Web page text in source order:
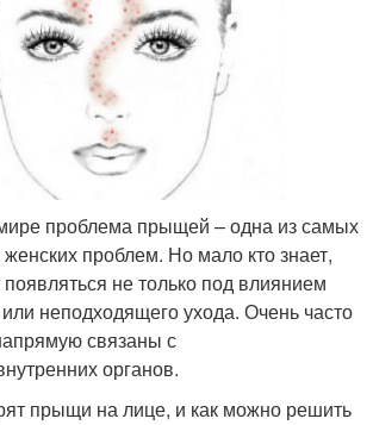
проблема прыщей – одна из самых
проблем. Но мало кто знает,
не только под влиянием
неподходящего ухода. Очень часто
связаны с
органов.
прыщи на лице, и как можно решить